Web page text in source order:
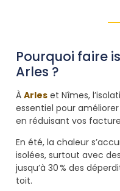
Pourquoi faire
Arles ?
ÀArles et Nîmes,
essentiel pour
en réduisant vos
En été, la chaleur
isolées, surtout avec
jusqu’à 30 % des
toit.